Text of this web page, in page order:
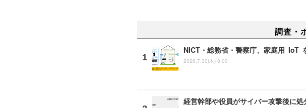
調査・
NICT・総務省・警察庁、家庭用 IoT
2026.7.30(木) 8:00
経営幹部や役員がサイバー攻撃後に